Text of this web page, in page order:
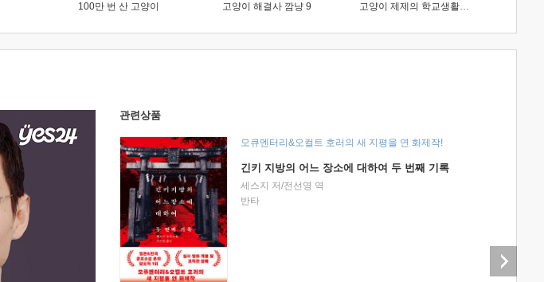
100만 번 산 고양이 고양이 해결사 깜냥 9 고양이 제제의 학교생활 1 : 초등학생이 이렇게 힘들 줄이야
관련상품
모큐멘터리&오컬트 호러의 새 지평을 연 화제작!
긴키 지방의 어느 장소에 대하여 두 번째 기록
세스지 저/전선영 역
반타